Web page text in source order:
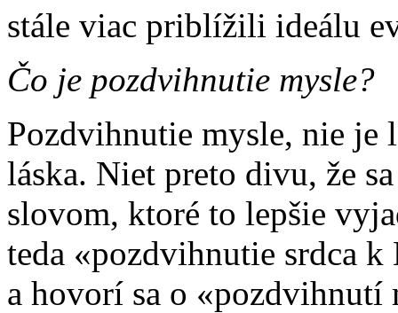
stále viac priblížili ideálu
Čo je pozdvihnutie mysle?
Pozdvihnutie mysle, nie je
láska. Niet preto divu, že
slovom, ktoré to lepšie
teda «pozdvihnutie srdca
a hovorí sa o «pozdvihnutí